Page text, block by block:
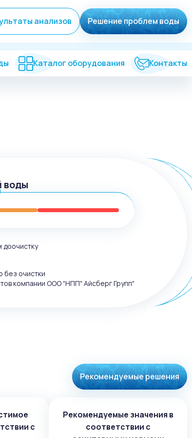
анализов Решение проблем воды
Каталог оборудования Контакты
воды
доочистку
без очистки
компании ООО "НПП" Айсберг Групп"
Рекомендуемые решения
с
Рекомендуемые значения в
соответствии с